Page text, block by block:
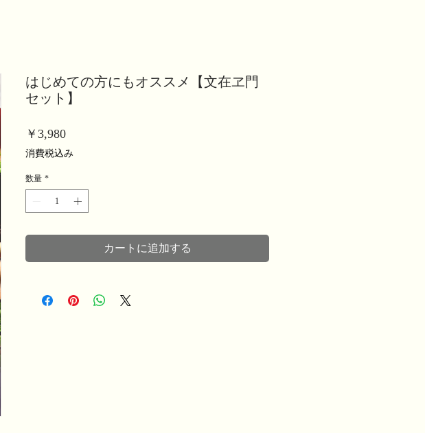
はじめての方にもオススメ【文在ヱ門
セット】
￥3,980価
格
消費税込み
数量 *
カートに追加する